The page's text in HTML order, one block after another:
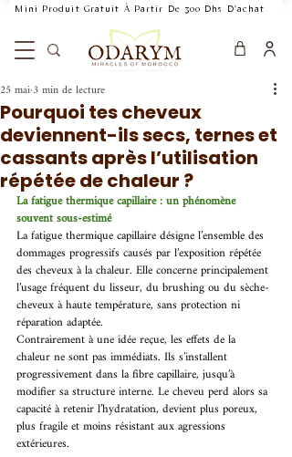
Mini Produit Gratuit À Partir De 300 Dhs D'achat
Pourquoi tes cheveux
deviennent-ils secs, ternes et
cassants après l’utilisation
répétée de chaleur ?
25 mai3 min de lecture
La fatigue thermique capillaire : un phénomène
souvent sous-estimé
La fatigue thermique capillaire désigne l’ensemble des
dommages progressifs causés par l’exposition répétée
des cheveux à la chaleur. Elle concerne principalement
l’usage fréquent du lisseur, du brushing ou du sèche-
cheveux à haute température, sans protection ni
réparation adaptée.
Contrairement à une idée reçue, les effets de la
chaleur ne sont pas immédiats. Ils s’installent
progressivement dans la fibre capillaire, jusqu’à
modifier sa structure interne. Le cheveu perd alors sa
capacité à retenir l’hydratation, devient plus poreux,
plus fragile et moins résistant aux agressions
extérieures.